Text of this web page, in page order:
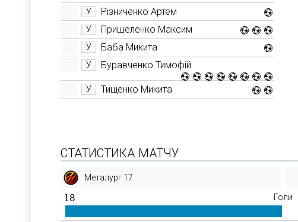
У Різниченко Артем
У Пришеленко Максим
У Баба Микита
У Буравченко Тимофій
У Тищенко Микита
СТАТИСТИКА МАТЧУ
Металург 17
18 Голи